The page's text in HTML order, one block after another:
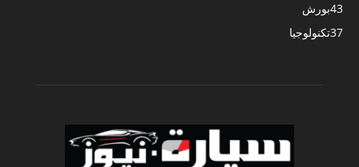
بورش43
تكنولوجيا37